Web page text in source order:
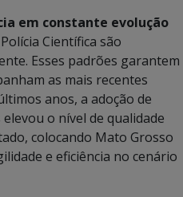
em constante evolução
Científica são
Esses padrões garantem
as mais recentes
anos, a adoção de
o nível de qualidade
colocando Mato Grosso
e eficiência no cenário